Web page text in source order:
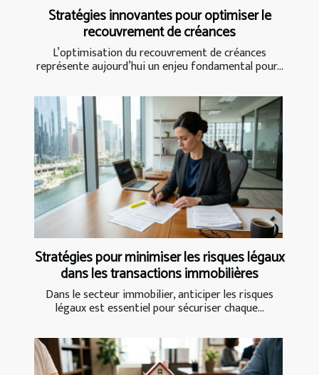
Stratégies innovantes pour optimiser le
recouvrement de créances
L’optimisation du recouvrement de créances
représente aujourd’hui un enjeu fondamental pour...
Stratégies pour minimiser les risques légaux
dans les transactions immobilières
Dans le secteur immobilier, anticiper les risques
légaux est essentiel pour sécuriser chaque...